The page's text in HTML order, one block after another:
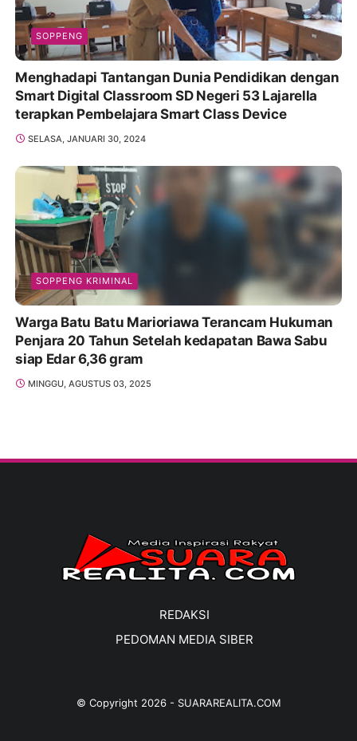
SOPPENG
Menghadapi Tantangan Dunia Pendidikan dengan
Smart Digital Classroom SD Negeri 53 Lajarella
terapkan Pembelajara Smart Class Device
SELASA, JANUARI 30, 2024
SOPPENG KRIMINAL
Warga Batu Batu Marioriawa Terancam Hukuman
Penjara 20 Tahun Setelah kedapatan Bawa Sabu
siap Edar 6,36 gram
MINGGU, AGUSTUS 03, 2025
REDAKSI
PEDOMAN MEDIA SIBER
© Copyright 2026- SUARAREALITA.COM